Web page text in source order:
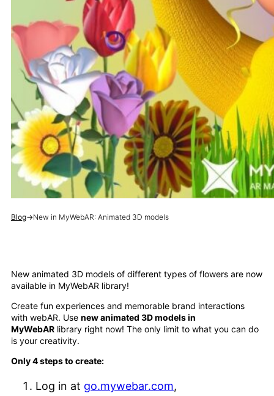
Blog→New in MyWebAR: Animated 3D models
New animated 3D models of different types of flowers are now
available in MyWebAR library!
Create fun experiences and memorable brand interactions
with webAR. Use new animated 3D models in
MyWebAR library right now! The only limit to what you can do
is your creativity.
Only 4 steps to create:
Log in at go.mywebar.com,